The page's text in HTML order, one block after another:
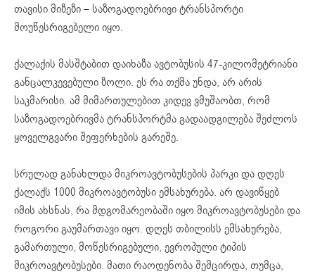
თავისი მიზეზი – საზოგადოებრივი ტრანსპორტი
მოუწესრიგებელი იყო.
ქალაქის მასშტაბით დაიხაზა ავტობუსის 47-კილომეტრიანი
განცალკევებული ზოლი. ეს რა თქმა უნდა, არ არის
საკმარისი. ამ მიმართულებით კიდევ ვმუშაობთ, რომ
საზოგადოებრივმა ტრანსპორტმა გადაადგილება შეძლოს
ყოველგვარი შეფერხების გარეშე.
სრულად განახლდა მიკროავტობუსების პარკი და დღეს
ქალაქს 1000 მიკროავტობუსი ემსახურება. არ დავიწყებ
იმის ახსნას, რა მდგომარეობაში იყო მიკროავტობუსები და
როგორი გაუმართავი იყო. დღეს თბილისს ემსახურება,
გამართული, მოწესრიგებული, ევროპული ტიპის
მიკროავტობუსები. მათი რაოდენობა შემცირდა, თუმცა,